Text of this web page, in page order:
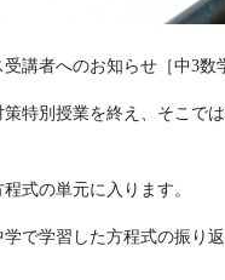
講者へのお知らせ［中3数
特別授業を終え、そこで
式の単元に入ります。
で学習した方程式の振り